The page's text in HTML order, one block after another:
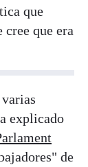
que
cree que era
explicado
de